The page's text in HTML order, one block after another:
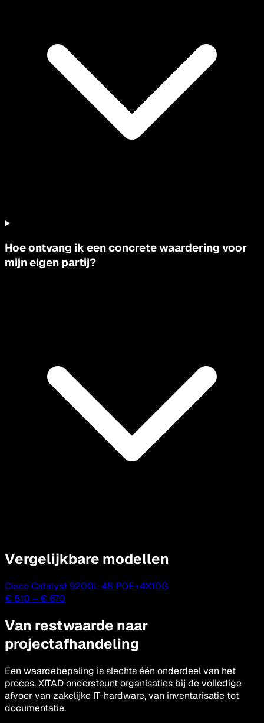
Hoe ontvang ik een concrete waardering voor
mijn eigen partij?
Vergelijkbare modellen
Cisco Catalyst 9200L 48 POE+4X10G
€ 510 –€ 670
Van restwaarde naar
projectafhandeling
Een waardebepaling is slechts één onderdeel van het
proces. XITAD ondersteunt organisaties bij de volledige
afvoer van zakelijke IT-hardware, van inventarisatie tot
documentatie.